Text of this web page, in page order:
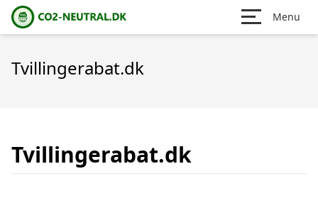
Menu
Tvillingerabat.dk
Tvillingerabat.dk